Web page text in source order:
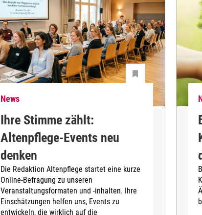
News
Ihre Stimme zählt:
Altenpflege-Events neu
denken
Die Redaktion Altenpflege startet eine kurze
Online-Befragung zu unseren
Veranstaltungsformaten und -inhalten. Ihre
Einschätzungen helfen uns, Events zu
entwickeln, die wirklich auf die